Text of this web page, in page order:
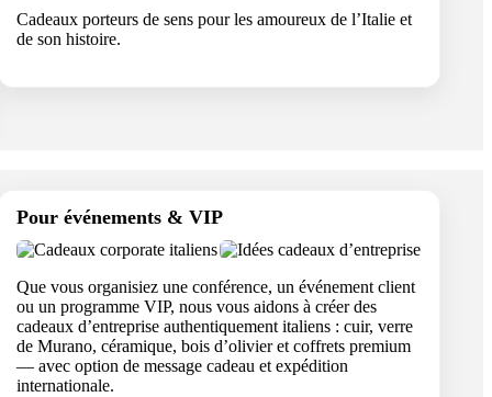
Cadeaux porteurs de sens pour les amoureux de l’Italie et
de son histoire.
Pour événements & VIP
Que vous organisiez une conférence, un événement client
ou un programme VIP, nous vous aidons à créer des
cadeaux d’entreprise authentiquement italiens : cuir, verre
de Murano, céramique, bois d’olivier et coffrets premium
— avec option de message cadeau et expédition
internationale.